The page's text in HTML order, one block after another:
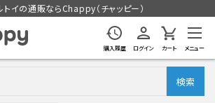
トイの通販ならChappy（チャッピー）
購入履歴 ログイン カート メニュー
検索